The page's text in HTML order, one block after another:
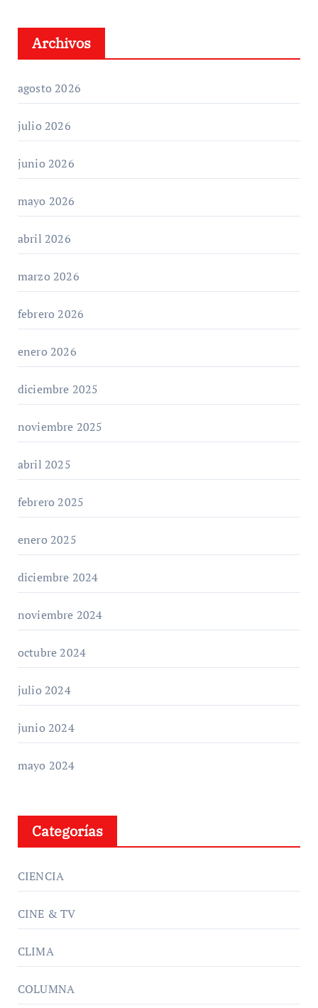
Archivos
agosto 2026
julio 2026
junio 2026
mayo 2026
abril 2026
marzo 2026
febrero 2026
enero 2026
diciembre 2025
noviembre 2025
abril 2025
febrero 2025
enero 2025
diciembre 2024
noviembre 2024
octubre 2024
julio 2024
junio 2024
mayo 2024
Categorías
CIENCIA
CINE & TV
CLIMA
COLUMNA